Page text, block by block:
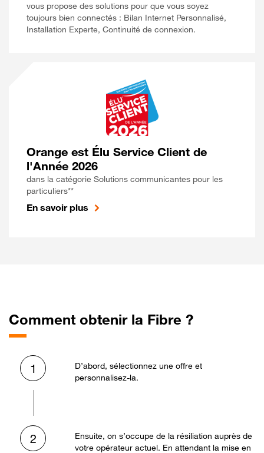
vous propose des solutions pour que vous soyez
toujours bien connectés : Bilan Internet Personnalisé,
Installation Experte, Continuité de connexion.
Orange est Élu Service Client de
l'Année 2026
dans la catégorie Solutions communicantes pour les
particuliers**
En savoir plus
Comment obtenir la Fibre ?
1
D’abord, sélectionnez une offre et
personnalisez-la.
2
Ensuite, on s’occupe de la résiliation auprès de
votre opérateur actuel. En attendant la mise en